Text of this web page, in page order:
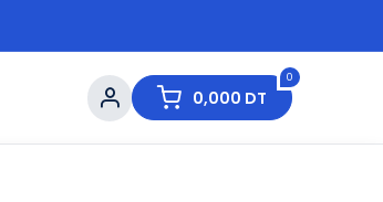
0
0,000 DT